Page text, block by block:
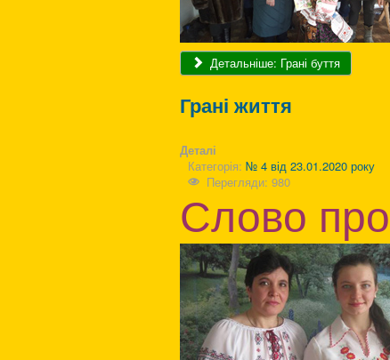
Детальніше: Грані буття
Грані життя
Деталі
Категорія: № 4 від 23.01.2020 року
Перегляди: 980
Слово